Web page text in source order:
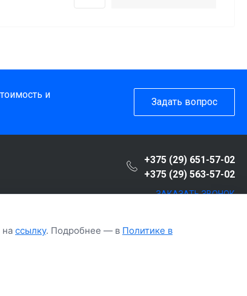
и
Задать вопрос
+375 (29) 651-57-02
+375 (29) 563-57-02
ЗАКАЗАТЬ ЗВОНОК
на ссылку. Подробнее — в Политике в